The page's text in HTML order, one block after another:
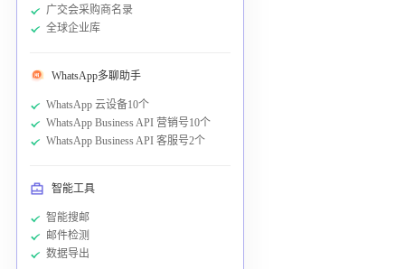
广交会采购商名录
全球企业库
WhatsApp多聊助手
WhatsApp 云设备10个
WhatsApp Business API 营销号10个
WhatsApp Business API 客服号2个
智能工具
智能搜邮
邮件检测
数据导出